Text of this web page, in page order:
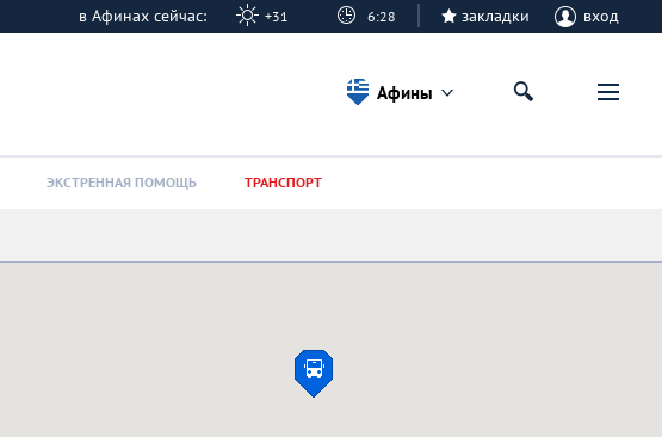
в Афинах сейчас: +31 6:28 закладки вход
Афины
ЭКСТРЕННАЯ ПОМОЩЬ ТРАНСПОРТ